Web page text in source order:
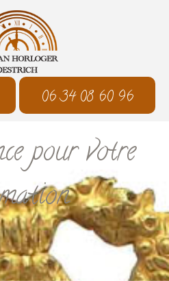
06 34 08 60 96
pour votre